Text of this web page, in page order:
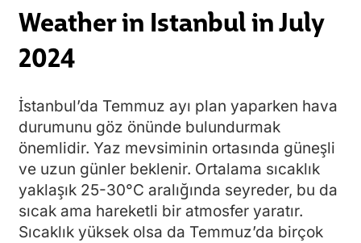
Weather in Istanbul in July
2024
İstanbul’da Temmuz ayı plan yaparken hava
durumunu göz önünde bulundurmak
önemlidir. Yaz mevsiminin ortasında güneşli
ve uzun günler beklenir. Ortalama sıcaklık
yaklaşık 25-30°C aralığında seyreder, bu da
sıcak ama hareketli bir atmosfer yaratır.
Sıcaklık yüksek olsa da Temmuz’da birçok